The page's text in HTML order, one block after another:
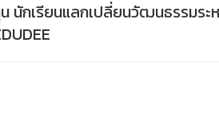
กเรียนแลกเปลี่ยนวัฒนธรรมระห